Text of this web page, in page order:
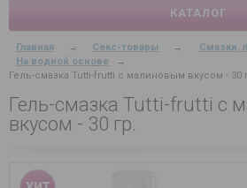
КАТАЛОГ
Главная → Секс-товары → Смазки,
На водной основе
→
Гель-смазка Tutti-frutti с малиновым вкусом - 30
Гель-смазка Tutti-frutti с
вкусом - 30 гр.